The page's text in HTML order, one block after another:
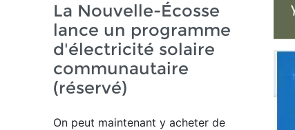
La Nouvelle-Écosse
lance un programme
d'électricité solaire
communautaire
(réservé)
On peut maintenant y acheter de